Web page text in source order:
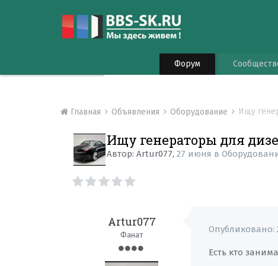
Форум
Главная Объявления Оборудование Ищу
Ищу генераторы для
Автор:Artur077,27 июня в
Artur077
Фанат
Опубликовано:
Есть кто